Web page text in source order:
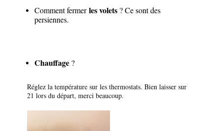
Comment fermerles volets ? Ce sont des
persiennes.
Chauffage ?
Réglez la température sur les thermostats. Bien laisser sur
21 lors du départ, merci beaucoup.